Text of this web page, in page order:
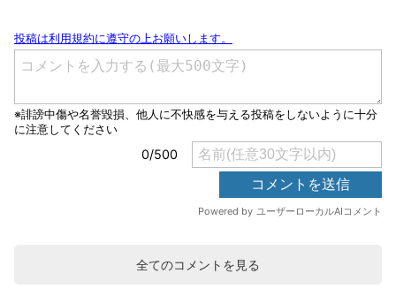
全てのコメントを見る